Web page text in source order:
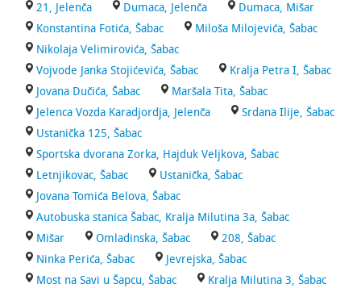
21, Jelenča
Dumaca, Jelenča
Dumaca, Mišar
Konstantina Fotića, Šabac
Miloša Milojevića, Šabac
Nikolaja Velimirovića, Šabac
Vojvode Janka Stojićevića, Šabac
Kralja Petra I, Šabac
Jovana Dučića, Šabac
Maršala Tita, Šabac
Jelenca Vozda Karadjordja, Jelenča
Srdana Ilije, Šabac
Ustanička 125, Šabac
Sportska dvorana Zorka, Hajduk Veljkova, Šabac
Letnjikovac, Šabac
Ustanička, Šabac
Jovana Tomića Belova, Šabac
Autobuska stanica Šabac, Kralja Milutina 3a, Šabac
Mišar
Omladinska, Šabac
208, Šabac
Ninka Perića, Šabac
Jevrejska, Šabac
Most na Savi u Šapcu, Šabac
Kralja Milutina 3, Šabac